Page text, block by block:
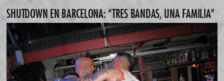
SHUTDOWN EN BARCELONA: “TRES BANDAS, UNA FAMILIA”